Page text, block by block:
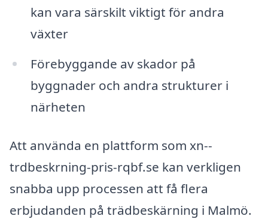
kan vara särskilt viktigt för andra
växter
Förebyggande av skador på
byggnader och andra strukturer i
närheten
Att använda en plattform som xn--
trdbeskrning-pris-rqbf.se kan verkligen
snabba upp processen att få flera
erbjudanden på trädbeskärning i Malmö.